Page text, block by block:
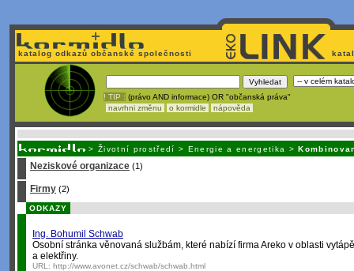
katalog odkazů občanské společnosti
! TIP : (právo AND informace) OR "občanská práva"
navrhni změnu
o kormidle nápověda
> Životní prostředí > Energie a energetika >
Neziskové organizace (1)
Firmy (2)
ODKAZY
Ing. Bohumil Schwab
Osobní stránka věnovaná službám, které nabízí firma Areko v oblasti
a elektřiny.
URL: http://www.avonet.cz/schwab/schwab.html